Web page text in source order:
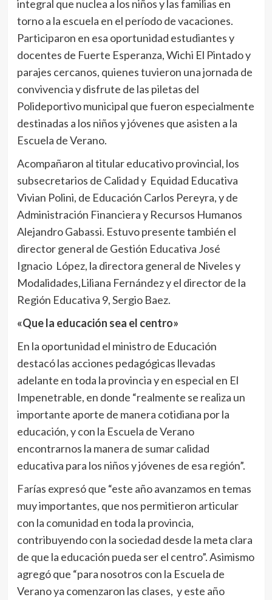
integral que nuclea a los niños y las familias en
torno a la escuela en el período de vacaciones.
Participaron en esa oportunidad estudiantes y
docentes de Fuerte Esperanza, Wichi El Pintado y
parajes cercanos, quienes tuvieron una jornada de
convivencia y disfrute de las piletas del
Polideportivo municipal que fueron especialmente
destinadas a los niños y jóvenes que asisten a la
Escuela de Verano.
Acompañaron al titular educativo provincial, los
subsecretarios de Calidad y Equidad Educativa
Vivian Polini, de Educación Carlos Pereyra, y de
Administración Financiera y Recursos Humanos
Alejandro Gabassi. Estuvo presente también el
director general de Gestión Educativa José
Ignacio López, la directora general de Niveles y
Modalidades,Liliana Fernández y el director de la
Región Educativa 9, Sergio Baez.
«Que la educación sea el centro»
En la oportunidad el ministro de Educación
destacó las acciones pedagógicas llevadas
adelante en toda la provincia y en especial en El
Impenetrable, en donde “realmente se realiza un
importante aporte de manera cotidiana por la
educación, y con la Escuela de Verano
encontrarnos la manera de sumar calidad
educativa para los niños y jóvenes de esa región”.
Farías expresó que “este año avanzamos en temas
muy importantes, que nos permitieron articular
con la comunidad en toda la provincia,
contribuyendo con la sociedad desde la meta clara
de que la educación pueda ser el centro”. Asimismo
agregó que “para nosotros con la Escuela de
Verano ya comenzaron las clases, y este año